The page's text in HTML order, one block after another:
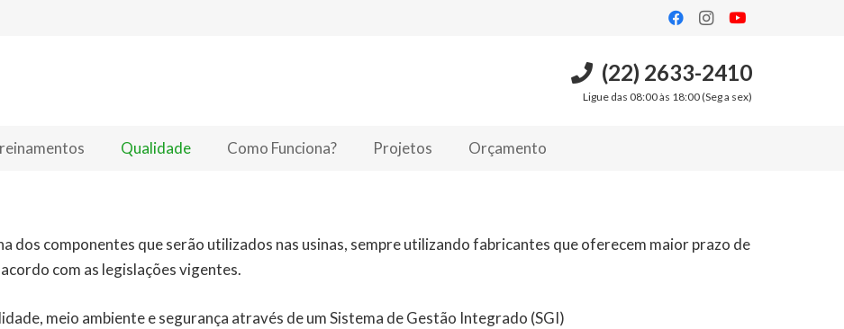
(22) 2633-2410
Ligue das 08:00 às 18:00 (Seg a sex)
Qualidade Como Funciona? Projetos Orçamento
dos componentes que serão utilizados nas usinas, sempre utilizando fabricantes que oferecem maior prazo de
com as legislações vigentes.
meio ambiente e segurança através de um Sistema de Gestão Integrado (SGI)